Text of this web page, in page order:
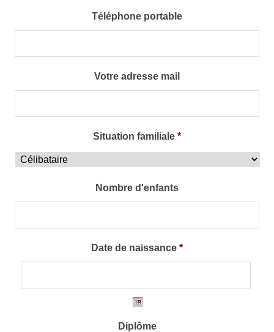
Téléphone portable
Votre adresse mail
Situation familiale *
Nombre d'enfants
Date de naissance *
Diplôme